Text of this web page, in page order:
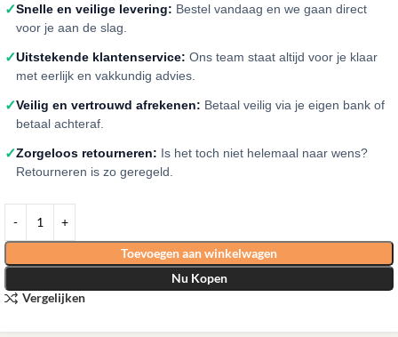
✓Snelle en veilige levering: Bestel vandaag en we gaan direct
voor je aan de slag.
✓Uitstekende klantenservice: Ons team staat altijd voor je klaar
met eerlijk en vakkundig advies.
✓Veilig en vertrouwd afrekenen: Betaal veilig via je eigen bank of
betaal achteraf.
✓Zorgeloos retourneren: Is het toch niet helemaal naar wens?
Retourneren is zo geregeld.
Toevoegen aan winkelwagen
Nu Kopen
Vergelijken